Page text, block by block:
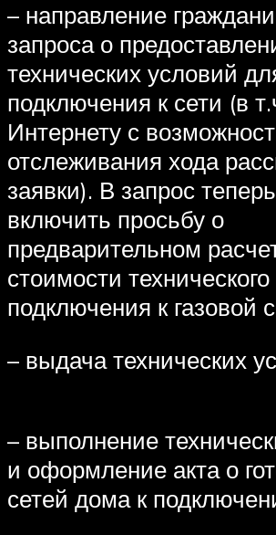
– направление
запроса о
технических условий
подключения к сети (в
Интернету с
отслеживания хода
заявки). В запрос
включить просьбу о
предварительном
стоимости технического
подключения к газовой
– выдача технических
– выполнение
и оформление акта о
сетей дома к